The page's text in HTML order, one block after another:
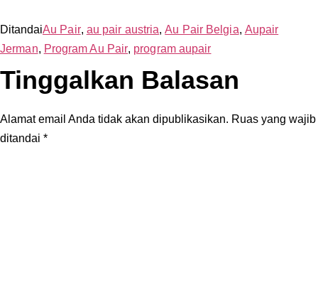
DitandaiAu Pair, au pair austria,Au Pair Belgia, Aupair
Jerman, Program Au Pair, program aupair
Tinggalkan Balasan
Alamat email Anda tidak akan dipublikasikan. Ruas yang wajib
ditandai *